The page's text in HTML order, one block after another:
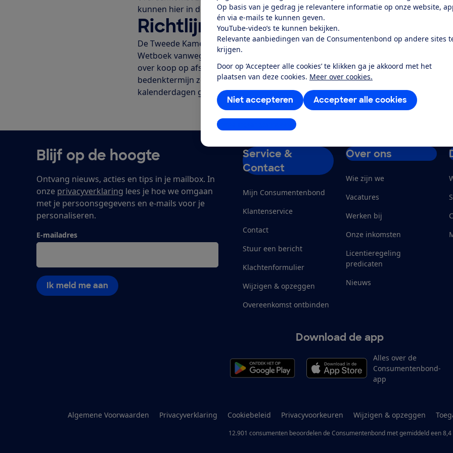
Op basis van je gedrag je relevantere informatie op onze website,
én via e-mails te kunnen geven.
YouTube-video’s te kunnen bekijken.
Relevante aanbiedingen van de Consumentenbond op andere sites
krijgen.
Door op ‘Accepteer alle cookies’ te klikken ga je akkoord met het
plaatsen van deze cookies. Meer over cookies.
Accepteer alle cookies
Niet accepteren
Instellingen aanpassen
kunnen hier in de toekomst door een simpel briefje aan de verkoper van af.
Richtlijn Consumentenrechten
De Tweede Kamer stemde 24 september ook in met het wijzigen van het
Wetboek vanwege de Europese Richtlijn Consumentenrechten. Deze Richtlijn gaat
over koop op afstand en deurverkoop (colportage). Een belangrijke wijziging is dat
bedenktermijn zowel voor koop op afstand als voor colportage van 7 naar 14
kalenderdagen gaat. De nieuwe regels gaan officieel in op 13 juni 2014.
Blijf op de hoogte
Ontvang nieuws, acties en tips in je mailbox. In
onze privacyverklaring lees je hoe we omgaan
met je persoonsgegevens en e-mails voor je
personaliseren.
E-mailadres
Ik meld me aan
Service &
Contact
Mijn Consumentenbond
Klantenservice
Contact
Stuur een bericht
Klachtenformulier
Wijzigen & opzeggen
Overeenkomst ontbinden
Over ons
Wie zijn we
Vacatures
Werken bij
Onze inkomsten
Licentieregeling
predicaten
Nieuws
Download de app
Alles over de
Consumentenbond-
app
Algemene Voorwaarden Privacyverklaring Cookiebeleid Privacyvoorkeuren Wijzigen & opzeggen
12.901 consumenten beoordelen de Consumentenbondmet gemiddeld een 8,4